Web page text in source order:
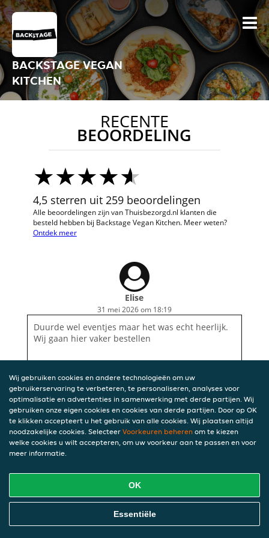
BACKSTAGE VEGAN
KITCHEN
RECENTE
BEOORDELING
4,5 sterren uit 259 beoordelingen
Alle beoordelingen zijn van Thuisbezorgd.nl klanten die
besteld hebben bij Backstage Vegan Kitchen. Meer weten?
Ontdek meer
Elise
31 mei 2026 om 18:19
Duurde wel eventjes maar het was echt heerlijk.
Wij gaan hier vaker bestellen
Wij gebruiken cookies en andere technologieën om uw
gebruikerservaring te verbeteren, te personaliseren, analyses voor
optimalisatie en advertenties in samenwerking met derde partijen. Wij
gebruiken onze eigen cookies en cookies van derde partijen. Door op OK
te klikken accepteert u het gebruik van alle cookies. Wij plaatsen altijd
noodzakelijke cookies. Selecteer Voorkeuren beheren om te kiezen
welke cookies u wilt accepteren, om uw voorkeur aan te passen en voor
meer informatie.
OK
Essentiële